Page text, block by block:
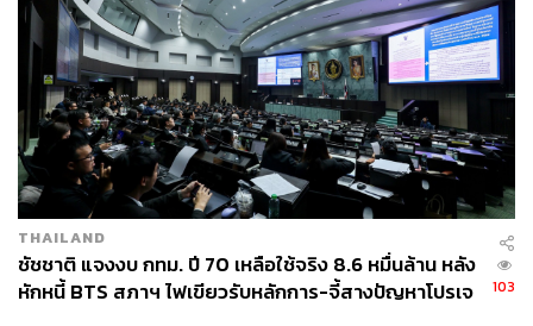
THAILAND
ชัชชาติ แจงงบ กทม. ปี 70 เหลือใช้จริง 8.6 หมื่นล้าน หลัง
หักหนี้ BTS สภาฯ ไฟเขียวรับหลักการ-จี้สางปัญหาโปรเจ
103